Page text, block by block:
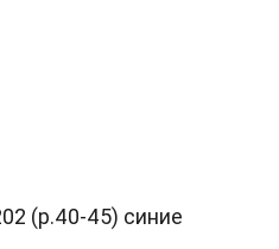
(р.40-45) синие